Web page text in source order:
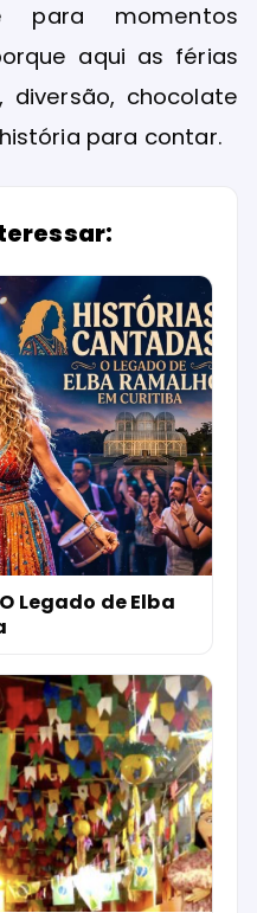
para momentos
aqui as férias
chocolate
para contar.
Legado de Elba